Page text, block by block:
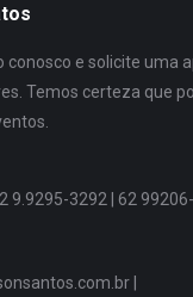
conosco e solicite uma
Temos certeza que
9.9295-3292 | 62
|